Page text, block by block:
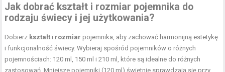
Jak dobrać kształt i rozmiar pojemnika do
rodzaju świecy i jej użytkowania?
Dobierz kształt i rozmiar pojemnika, aby zachować harmonijną estetykę
i funkcjonalność świecy. Wybieraj spośród pojemników o różnych
pojemnościach: 120 ml, 150 ml i 210 ml, które są idealne do różnych
zastosowań. Mniejsze pojemniki (120 ml) świetnie sprawdzają się przy